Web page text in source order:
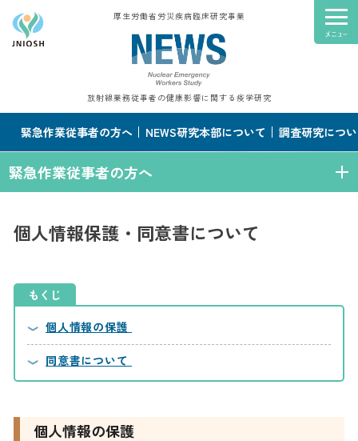
厚生労働省労災疾病臨床研究事業
放射線業務従事者の健康影響に関する疫学研究
緊急作業従事者の方へ NEWS研究本部について 調査研究につ
個人情報保護・同意書について
もくじ
個人情報の保護
同意書について
個人情報の保護
緊急作業従事者の方へ